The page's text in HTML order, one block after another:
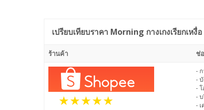
เปรียบเทียบราคา Morning กางเกงเรียกเหงื่
ร้านค้า ช่
-
-
-
-
-